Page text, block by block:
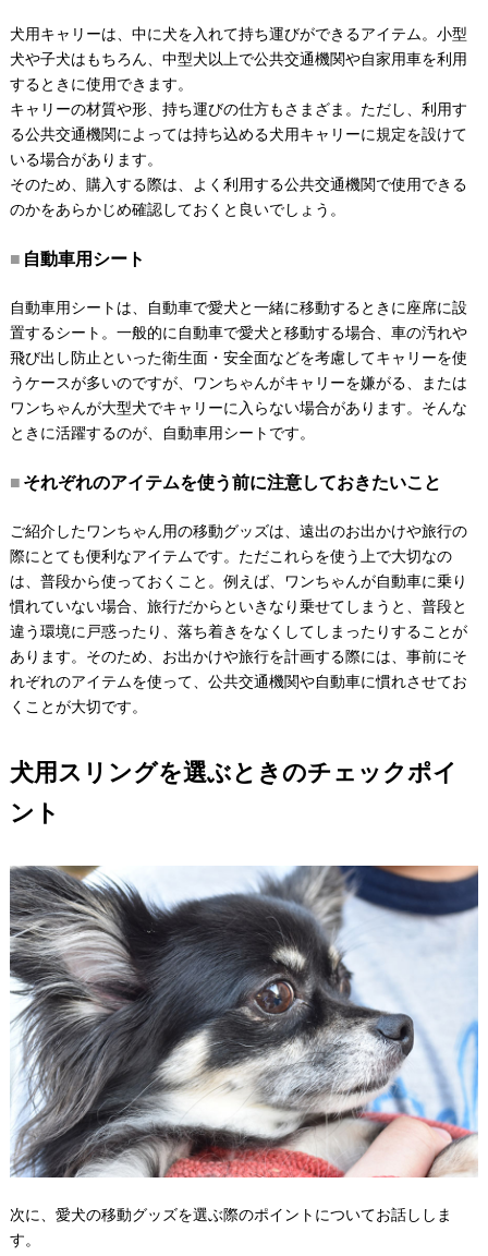
犬用キャリーは、中に犬を入れて持ち運びができるアイテム。小型
犬や子犬はもちろん、中型犬以上で公共交通機関や自家用車を利用
するときに使用できます。
キャリーの材質や形、持ち運びの仕方もさまざま。ただし、利用す
る公共交通機関によっては持ち込める犬用キャリーに規定を設けて
いる場合があります。
そのため、購入する際は、よく利用する公共交通機関で使用できる
のかをあらかじめ確認しておくと良いでしょう。
自動車用シート
自動車用シートは、自動車で愛犬と一緒に移動するときに座席に設
置するシート。一般的に自動車で愛犬と移動する場合、車の汚れや
飛び出し防止といった衛生面・安全面などを考慮してキャリーを使
うケースが多いのですが、ワンちゃんがキャリーを嫌がる、または
ワンちゃんが大型犬でキャリーに入らない場合があります。そんな
ときに活躍するのが、自動車用シートです。
それぞれのアイテムを使う前に注意しておきたいこと
ご紹介したワンちゃん用の移動グッズは、遠出のお出かけや旅行の
際にとても便利なアイテムです。ただこれらを使う上で大切なの
は、普段から使っておくこと。例えば、ワンちゃんが自動車に乗り
慣れていない場合、旅行だからといきなり乗せてしまうと、普段と
違う環境に戸惑ったり、落ち着きをなくしてしまったりすることが
あります。そのため、お出かけや旅行を計画する際には、事前にそ
れぞれのアイテムを使って、公共交通機関や自動車に慣れさせてお
くことが大切です。
犬用スリングを選ぶときのチェックポイ
ント
次に、愛犬の移動グッズを選ぶ際のポイントについてお話ししま
す。